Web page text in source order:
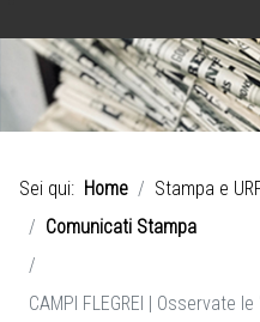
Sei qui: Home Stampa e
Comunicati Stampa
CAMPI FLEGREI | Osservate